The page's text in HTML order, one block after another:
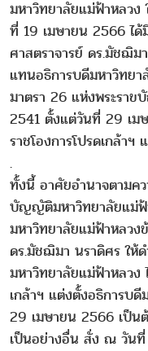
มหาวิทยาลัยแม่ฟ้าหลวง
ที่ 19 เมษายน 2566 ไ
ศาสตราจารย์ ดร.มัชฌิม
แทนอธิการบดีมหาวิทย
มาตรา 26 แห่งพระรา
2541 ตั้งแต่วันที่ 29 เม
ราชโองการโปรดเกล้าฯ
.
ทั้งนี้ อาศัยอำนาจตามค
บัญญัติมหาวิทยาลัยแม่ฟ้
มหาวิทยาลัยแม่ฟ้าหลวง
ดร.มัชฌิมา นราดิศร ให้
มหาวิทยาลัยแม่ฟ้าหลวง
เกล้าฯ แต่งตั้งอธิการบ
29 เมษายน 2566 เป็น
เป็นอย่างอื่น สั่ง ณ วัน